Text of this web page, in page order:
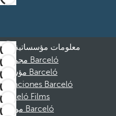
معلومات مؤسساتية
مجموعة Barceló
مؤسسة Barceló
Vacaciones Barceló
Barceló Films
موظفو Barceló